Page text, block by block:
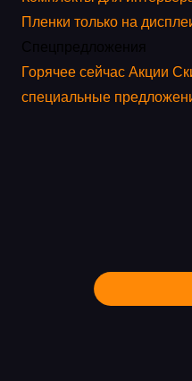
Пленки только на
Горячее сейчас Акции
специальные